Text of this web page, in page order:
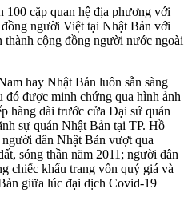
100 cặp quan hệ địa phương với
người Việt tại Nhật Bản với
cộng đồng người nước ngoài
hay Nhật Bản luôn sẵn sàng
đó được minh chứng qua hình ảnh
hàng dài trước cửa Đại sứ quán
sự quán Nhật Bản tại TP. Hồ
dân Nhật Bản vượt qua
sóng thần năm 2011; người dân
chiếc khẩu trang vốn quý giá và
giữa lúc đại dịch Covid-19